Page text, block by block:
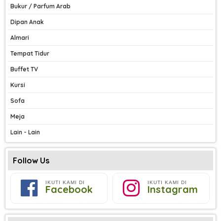
Bukur / Parfum Arab
Dipan Anak
Almari
Tempat Tidur
Buffet TV
Kursi
Sofa
Meja
Lain - Lain
Follow Us
IKUTI KAMI DI
Facebook
IKUTI KAMI DI
Instagram